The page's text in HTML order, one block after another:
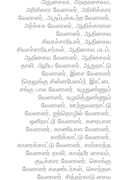
அநுசைவர், அந்தரசைவம்,
அரிசிகார வேளாளர், அரிசிக்கார
வேளாளர், அரும்புக்கூற்ற வேளாளர்,
அர்ச்சக வேளாளர், ஆதிக்காராள
வேளாளர், ஆதிசைவ
சிவாச்சாரியார், ஆதிசைவ
சிவாச்சாரியார்கள், ஆதிசைவ மடம்,
ஆதிசைவ வேளாளர், ஆதிசைவர்
தாலி, ஆரிய வேளாளர், ஆறுநாட்டு
வேளாளர், இசை வேளாளர்
(தெலுங்கு சின்னமேளம்), இரட்டை
சங்கு பால வேளாளர், உழுதுண்ணும்
வேளாளர், உழுவித்துண்ணும்
வேளாளர், ஊற்றுவளநாட்டு
வேளாளர், ஐந்தொழில் வேளாளர்,
ஒளிநாட்டூ வேளாளர், கரையாள
வேளாளர், காணியாள வேளாளர்,
காரிக்காட்டு வேளாளர்,
காரைக்காட்டு வேளாளர், கார்காத்த
வேளாளர் தாலி, காஷ்மீர சைவம்,
குடிக்கார வேளாளர், கொங்கு
வேளாளர் கவுண்டர்கள், கொந்தள
வேளாளர், சித்தர்காடு சைவ